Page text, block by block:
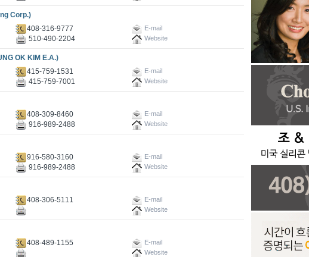
Corp.)
408-316-9777 E-mail
510-490-2204 Website
OK KIM E.A.)
415-759-1531 E-mail
415-759-7001 Website
408-309-8460 E-mail
916-989-2488 Website
916-580-3160 E-mail
916-989-2488 Website
408-306-5111
E-mail
Website
408-489-1155
E-mail
Website